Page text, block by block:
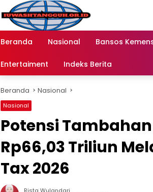
Beranda Nasional Bansos
Entertaiment Indeks Berita
Beranda Nasional
Nasional
Potensi
Rp66,03 Triliun
Tax 2026